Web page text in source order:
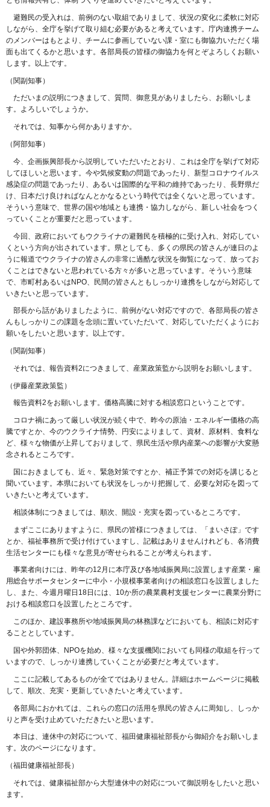
避難民の受入れは、前例のない取組でありまして、状況の変化に柔軟に対応
しながら、全庁を挙げて取り組む必要があると考えています。庁内連携チーム
のメンバーはもとより、チームに参画していない課・室にも御協力いただく場
面も出てくるかと思います。各部局長の皆様の御協力を何とぞよろしくお願い
します。以上です。
（関副知事）
ただいまの説明につきまして、質問、御意見がありましたら、お願いしま
す。よろしいでしょうか。
それでは、知事から何かありますか。
（阿部知事）
今、企画振興部長から説明していただいたとおり、これは全庁を挙げて対応
してほしいと思います。今や気候変動の問題であったり、新型コロナウイルス
感染症の問題であったり、あるいは国際的な平和の維持であったり、長野県だ
け、日本だけ良ければなんとかなるという時代では全くないと思っています。
そういう意味で、世界の国や地域とも連携・協力しながら、新しい社会をつく
っていくことが重要だと思っています。
今回、政府においてもウクライナの避難民を積極的に受け入れ、対応してい
くという方向が出されています。県としても、多くの県民の皆さんが連日のよ
うに報道でウクライナの皆さんの非常に過酷な状況を御覧になって、放ってお
くことはできないと思われている方々が多いと思っています。そういう意味
で、市町村あるいはNPO、民間の皆さんともしっかり連携をしながら対応して
いきたいと思っています。
部長から話がありましたように、前例がない対応ですので、各部局長の皆さ
んもしっかりこの課題を念頭に置いていただいて、対応していただくようにお
願いをしたいと思います。以上です。
（関副知事）
それでは、報告資料2につきまして、産業政策監から説明をお願いします。
（伊藤産業政策監）
報告資料2をお願いします。価格高騰に対する相談窓口ということです。
コロナ禍にあって厳しい状況が続く中で、昨今の原油・エネルギー価格の高
騰ですとか、今のウクライナ情勢、円安によりまして、資材、原材料、食料な
ど、様々な物価が上昇しておりまして、県民生活や県内産業への影響が大変懸
念されるところです。
国におきましても、近々、緊急対策ですとか、補正予算での対応を講じると
聞いています。本県においても状況をしっかり把握して、必要な対応を図って
いきたいと考えています。
相談体制につきましては、順次、開設・充実を図っているところです。
まずここにありますように、県民の皆様につきましては、「まいさぽ」です
とか、福祉事務所で受け付けていますし、記載はありませんけれども、各消費
生活センターにも様々な意見が寄せられることが考えられます。
事業者向けには、昨年の12月に本庁及び各地域振興局に設置します産業・雇
用総合サポータセンターに中小・小規模事業者向けの相談窓口を設置しました
し、また、今週月曜日18日には、10か所の農業農村支援センターに農業分野に
おける相談窓口を設置したところです。
このほか、建設事務所や地域振興局の林務課などにおいても、相談に対応す
ることとしています。
国や外郭団体、NPOを始め、様々な支援機関においても同様の取組を行って
いますので、しっかり連携していくことが必要だと考えています。
ここに記載してあるものが全てではありません。詳細はホームページに掲載
して、順次、充実・更新していきたいと考えています。
各部局におかれては、これらの窓口の活用を県民の皆さんに周知し、しっか
りと声を受け止めていただきたいと思います。
本日は、連休中の対応について、福田健康福祉部長から御紹介をお願いしま
す。次のページになります。
（福田健康福祉部長）
それでは、健康福祉部から大型連休中の対応について御説明をしたいと思い
ます。